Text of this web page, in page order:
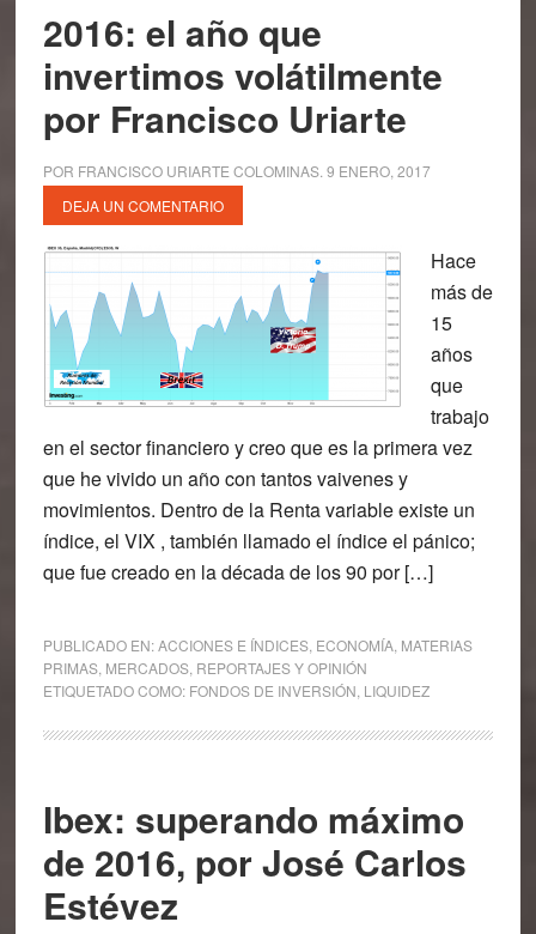
2016: el año que
invertimos volátilmente
por Francisco Uriarte
POR FRANCISCO URIARTE COLOMINAS. 9 ENERO, 2017
DEJA UN COMENTARIO
Hace
más de
15
años
que
trabajo
en el sector financiero y creo que es la primera vez
que he vivido un año con tantos vaivenes y
movimientos. Dentro de la Renta variable existe un
índice, el VIX , también llamado el índice el pánico;
que fue creado en la década de los 90 por […]
PUBLICADO EN:ACCIONES E ÍNDICES, ECONOMÍA, MATERIAS
PRIMAS, MERCADOS, REPORTAJES Y OPINIÓN
ETIQUETADO COMO: FONDOS DE INVERSIÓN LIQUIDEZ
Ibex: superando máximo
de 2016, por José Carlos
Estévez